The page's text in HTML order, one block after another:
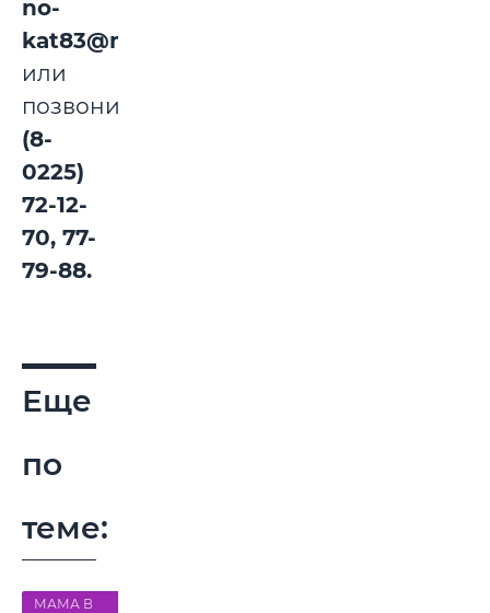
no-
kat83@mail.ru
или
позвоните
(8-
0225)
72-12-
70, 77-
79-88.
Еще
по
теме:
МАМА В